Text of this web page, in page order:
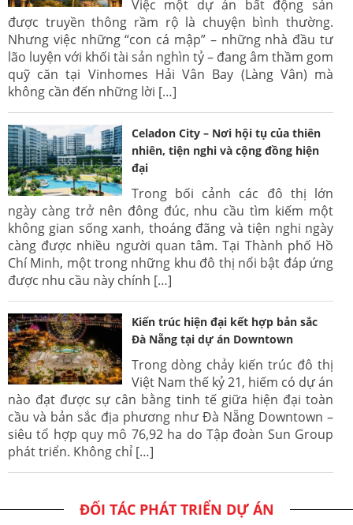
Việc một dự án bất động sản
được truyền thông rầm rộ là chuyện bình thường.
Nhưng việc những “con cá mập” – những nhà đầu tư
lão luyện với khối tài sản nghìn tỷ – đang âm thầm gom
quỹ căn tại Vinhomes Hải Vân Bay (Làng Vân) mà
không cần đến những lời […]
Celadon City – Nơi hội tụ của thiên
nhiên, tiện nghi và cộng đồng hiện
đại
Trong bối cảnh các đô thị lớn
ngày càng trở nên đông đúc, nhu cầu tìm kiếm một
không gian sống xanh, thoáng đãng và tiện nghi ngày
càng được nhiều người quan tâm. Tại Thành phố Hồ
Chí Minh, một trong những khu đô thị nổi bật đáp ứng
được nhu cầu này chính […]
Kiến trúc hiện đại kết hợp bản sắc
Đà Nẵng tại dự án Downtown
Trong dòng chảy kiến trúc đô thị
Việt Nam thế kỷ 21, hiếm có dự án
nào đạt được sự cân bằng tinh tế giữa hiện đại toàn
cầu và bản sắc địa phương như Đà Nẵng Downtown –
siêu tổ hợp quy mô 76,92 ha do Tập đoàn Sun Group
phát triển. Không chỉ […]
ĐỐI TÁC PHÁT TRIỂN DỰ ÁN